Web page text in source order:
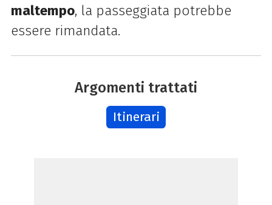
maltempo, la passeggiata potrebbe
essere rimandata.
Argomenti trattati
Itinerari